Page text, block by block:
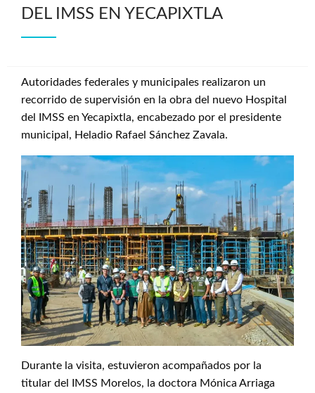
DEL IMSS EN YECAPIXTLA
Autoridades federales y municipales realizaron un
recorrido de supervisión en la obra del nuevo Hospital
del IMSS en Yecapixtla, encabezado por el presidente
municipal, Heladio Rafael Sánchez Zavala.
Durante la visita, estuvieron acompañados por la
titular del IMSS Morelos, la doctora Mónica Arriaga